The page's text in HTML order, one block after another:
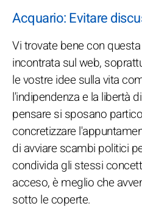
Acquario: Evitare
Vi trovate bene con
incontrata sul web,
le vostre idee sulla vita
l'indipendenza e la libertà
pensare si sposano
concretizzare
di avviare scambi politici
condivida gli stessi
acceso, è meglio che
sotto le coperte.